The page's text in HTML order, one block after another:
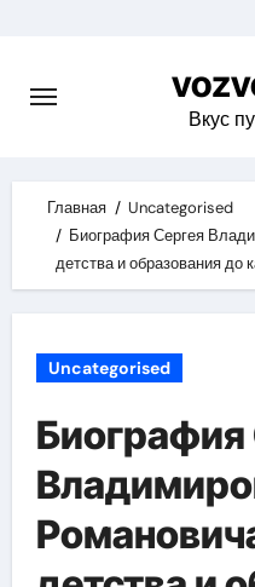
content
Вкус
Главная
Uncategorised
Биография Сергея
детства и образования до
Uncategorised
Биография